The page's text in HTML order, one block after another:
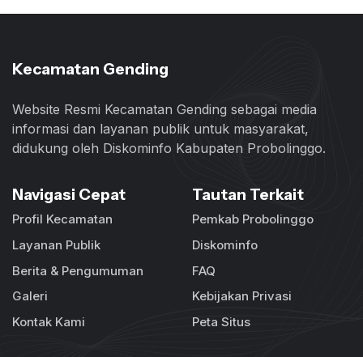
Kecamatan Gending
Website Resmi Kecamatan Gending sebagai media
informasi dan layanan publik untuk masyarakat,
didukung oleh Diskominfo Kabupaten Probolinggo.
Navigasi Cepat
Profil Kecamatan
Layanan Publik
Berita & Pengumuman
Galeri
Kontak Kami
Tautan Terkait
Pemkab Probolinggo
Diskominfo
FAQ
Kebijakan Privasi
Peta Situs